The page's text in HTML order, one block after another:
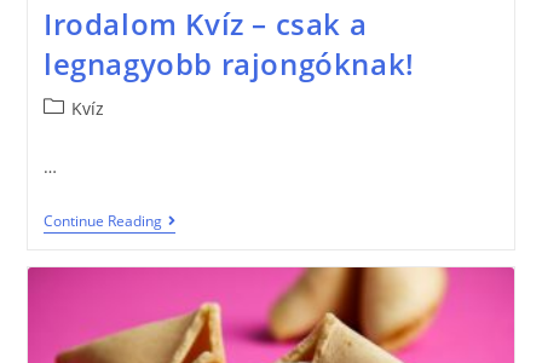
Irodalom Kvíz – csak a
legnagyobb rajongóknak!
Kvíz
…
Continue Reading